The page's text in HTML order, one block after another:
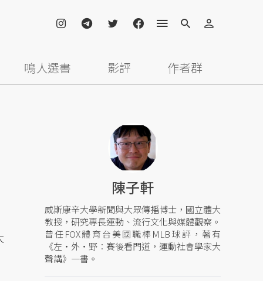
鳴人選書 影評 作者群
陳子軒
威斯康辛大學新聞與大眾傳播博士，國立體大
教授，研究專長運動、流行文化與媒體觀察。
曾任FOX體育台美國職棒MLB球評，著有
《左‧外‧野︰賽後看門道，運動社會學家大
聲講》一書。